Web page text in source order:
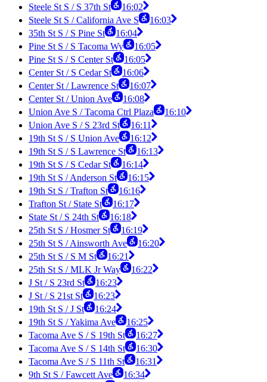
Steele St S / S 37th St
16:02
Steele St S / California Ave S
16:03
35th St S / S Pine St
16:04
Pine St S / S Tacoma Wy
16:05
Pine St S / S Center St
16:05
Center St / S Cedar St
16:06
Center St / Lawrence St
16:07
Center St / Union Ave
16:08
Union Ave S / Tacoma Ctrl Plaza
16:10
Union Ave S / S 23rd St
16:11
19th St S / S Union Ave
16:12
19th St S / S Lawrence St
16:13
19th St S / S Cedar St
16:14
19th St S / Anderson St
16:15
19th St S / Trafton St
16:16
Trafton St / State St
16:17
State St / S 24th St
16:18
25th St S / Hosmer St
16:19
25th St S / Ainsworth Ave
16:20
25th St S / S M St
16:21
25th St S / MLK Jr Way
16:22
J St / S 23rd St
16:23
J St / S 21st St
16:23
19th St S / J St
16:24
19th St S / Yakima Ave
16:25
Tacoma Ave S / S 19th St
16:27
Tacoma Ave S / S 14th St
16:30
Tacoma Ave S / S 11th St
16:31
9th St S / Fawcett Ave
16:34